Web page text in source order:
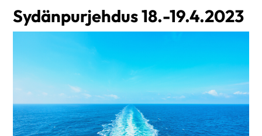
Sydänpurjehdus 18.-19.4.2023